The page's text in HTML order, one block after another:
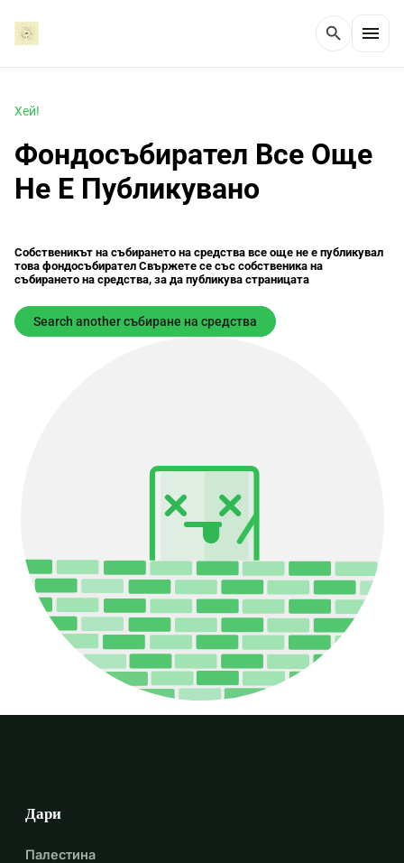
search menu
Хей!
Фондосъбирател Все Още
Не Е Публикувано
Собственикът на събирането на средства все още не е публикувал
това фондосъбирател Свържете се със собственика на
събирането на средства, за да публикува страницата
Search another събиране на средства
Дари
Палестина